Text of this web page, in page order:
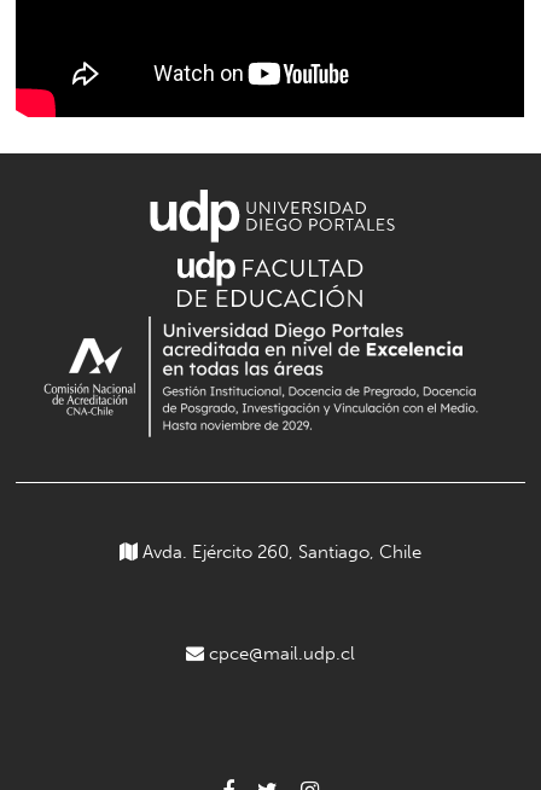
Avda. Ejército 260, Santiago, Chile
cpce@mail.udp.cl